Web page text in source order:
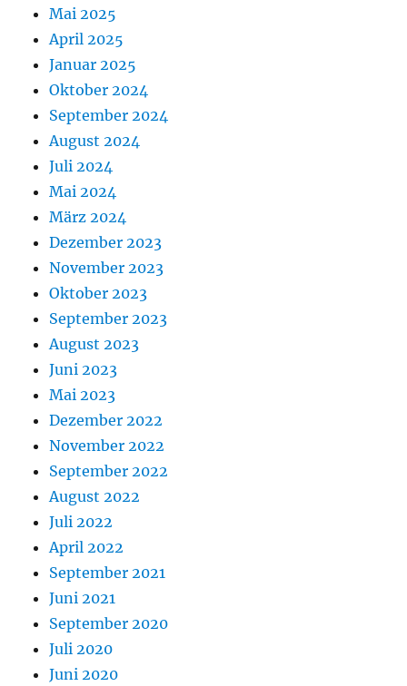
Mai 2025
April 2025
Januar 2025
Oktober 2024
September 2024
August 2024
Juli 2024
Mai 2024
März 2024
Dezember 2023
November 2023
Oktober 2023
September 2023
August 2023
Juni 2023
Mai 2023
Dezember 2022
November 2022
September 2022
August 2022
Juli 2022
April 2022
September 2021
Juni 2021
September 2020
Juli 2020
Juni 2020